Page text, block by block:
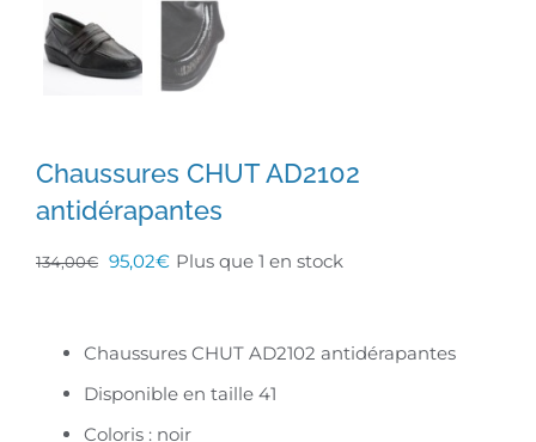
Chaussures CHUT AD2102
antidérapantes
134,00€ Le
était :
134,00€.
95,02€Le
actuel
95,02€.
Plus que 1 en stock
Chaussures CHUT AD2102 antidérapantes
Disponible en taille 41
Coloris : noir